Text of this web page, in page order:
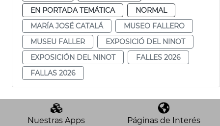
EN PORTADA TEMÁTICA
NORMAL
MARÍA JOSÉ CATALÁ
MUSEO FALLERO
MUSEU FALLER
EXPOSICIÓ DEL NINOT
EXPOSICIÓN DEL NINOT
FALLES 2026
FALLAS 2026
Nuestras Apps Páginas de Interés